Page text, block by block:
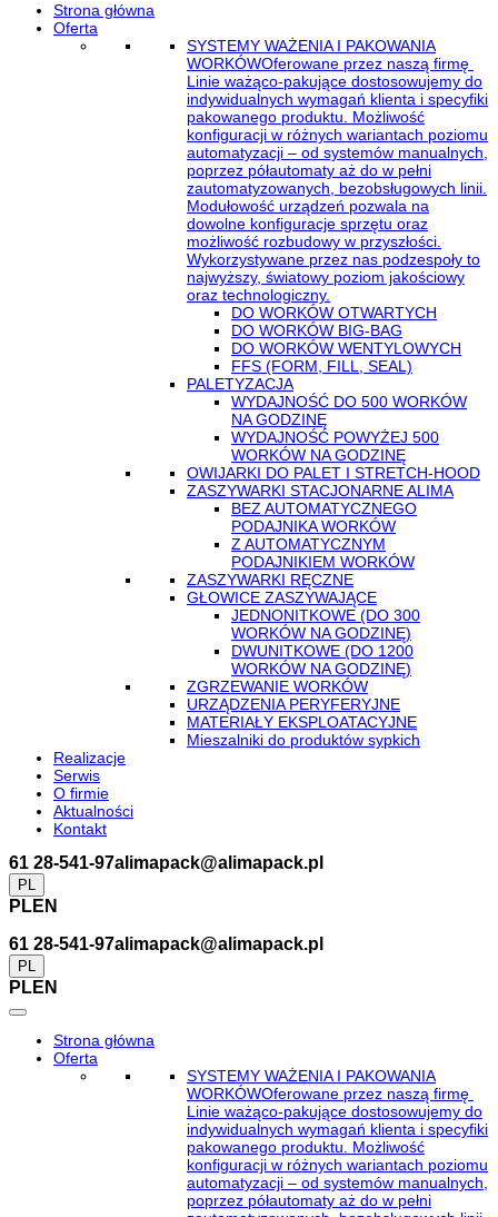
Strona główna
Oferta
SYSTEMY WAŻENIA I PAKOWANIA
WORKÓWOferowane przez naszą firmę
Linie ważąco-pakujące dostosowujemy do
indywidualnych wymagań klienta i specyfiki
pakowanego produktu. Możliwość
konfiguracji w różnych wariantach poziomu
automatyzacji – od systemów manualnych,
poprzez półautomaty aż do w pełni
zautomatyzowanych, bezobsługowych linii.
Modułowość urządzeń pozwala na
dowolne konfiguracje sprzętu oraz
możliwość rozbudowy w przyszłości.
Wykorzystywane przez nas podzespoły to
najwyższy, światowy poziom jakościowy
oraz technologiczny.
DO WORKÓW OTWARTYCH
DO WORKÓW BIG-BAG
DO WORKÓW WENTYLOWYCH
FFS (FORM, FILL, SEAL)
PALETYZACJA
WYDAJNOŚĆ DO 500 WORKÓW
NA GODZINĘ
WYDAJNOŚĆ POWYŻEJ 500
WORKÓW NA GODZINĘ
OWIJARKI DO PALET I STRETCH-HOOD
ZASZYWARKI STACJONARNE ALIMA
BEZ AUTOMATYCZNEGO
PODAJNIKA WORKÓW
Z AUTOMATYCZNYM
PODAJNIKIEM WORKÓW
ZASZYWARKI RĘCZNE
GŁOWICE ZASZYWAJĄCE
JEDNONITKOWE (DO 300
WORKÓW NA GODZINĘ)
DWUNITKOWE (DO 1200
WORKÓW NA GODZINĘ)
ZGRZEWANIE WORKÓW
URZĄDZENIA PERYFERYJNE
MATERIAŁY EKSPLOATACYJNE
Mieszalniki do produktów sypkich
Realizacje
Serwis
O firmie
Aktualności
Kontakt
61 28-541-97alimapack@alimapack.pl
PL
PLEN
61 28-541-97alimapack@alimapack.pl
PL
PLEN
Strona główna
Oferta
SYSTEMY WAŻENIA I PAKOWANIA
WORKÓWOferowane przez naszą firmę
Linie ważąco-pakujące dostosowujemy do
indywidualnych wymagań klienta i specyfiki
pakowanego produktu. Możliwość
konfiguracji w różnych wariantach poziomu
automatyzacji – od systemów manualnych,
poprzez półautomaty aż do w pełni